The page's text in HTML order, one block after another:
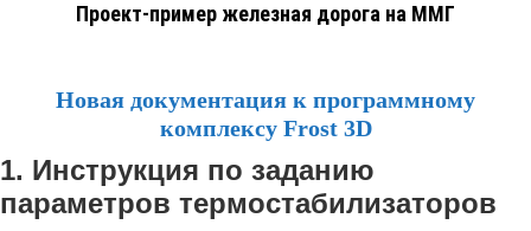
Проект-пример железная дорога на ММГ
Новая документация к программному
комплексу Frost 3D
1. Инструкция по заданию
параметров термостабилизаторов